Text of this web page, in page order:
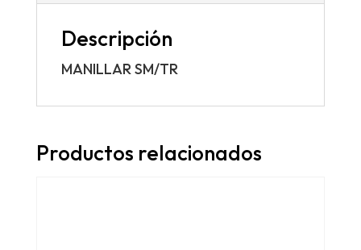
Descripción
MANILLAR SM/TR
Productos relacionados